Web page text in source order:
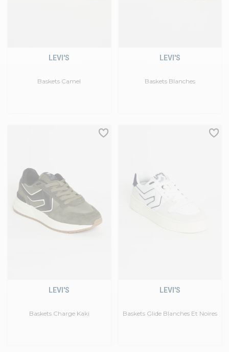
Baskets Camel
LEVI'S
Baskets Blanches
LEVI'S
Baskets Charge Kaki
LEVI'S
Baskets Glide Blanches Et Noires
LEVI'S